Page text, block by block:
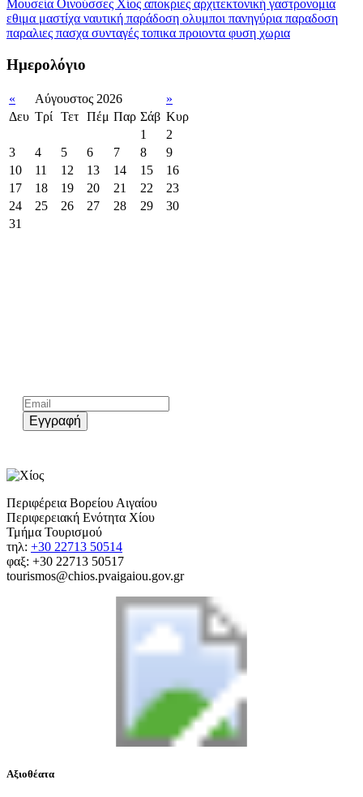
Μουσεία Οινούσσες Χίος αποκριες αρχιτεκτονική γαστρονομια
εθιμα μαστίχα ναυτική παράδοση ολυμποιπανηγύρια παραδοση
παραλιες πασχα συνταγές τοπικα προιοντα φυση χωρια
Ημερολόγιο
« Αύγουστος 2026
»
Δευ Τρί Τετ Πέμ Παρ Σάβ Κυρ
1
2
3
4 5 6 7 8
9
10
11 12 13 14 15
16
17
18 19 20 21 22
23
24
25 26 27 28 29
30
31
Εγγραφή
Περιφέρεια Βορείου Αιγαίου
Περιφερειακή Ενότητα Χίου
Τμήμα Τουρισμού
τηλ: +30 22713 50514
φαξ: +30 22713 50517
tourismos@chios.pvaigaiou.gov.gr
Αξιοθέατα